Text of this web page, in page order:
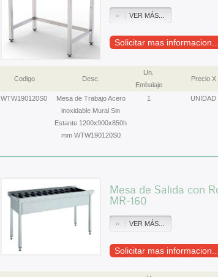
VER MÁS...
Solicitar mas informacion...
Codigo Desc.
Un.
Embalaje
Precio X
WTW190120S0
Mesa de Trabajo Acero
inoxidable Mural Sin
Estante 1200x900x850h
mm WTW190120S0
1 UNIDAD
Mesa de Salida con
MR-160
VER MÁS...
Solicitar mas informacion...